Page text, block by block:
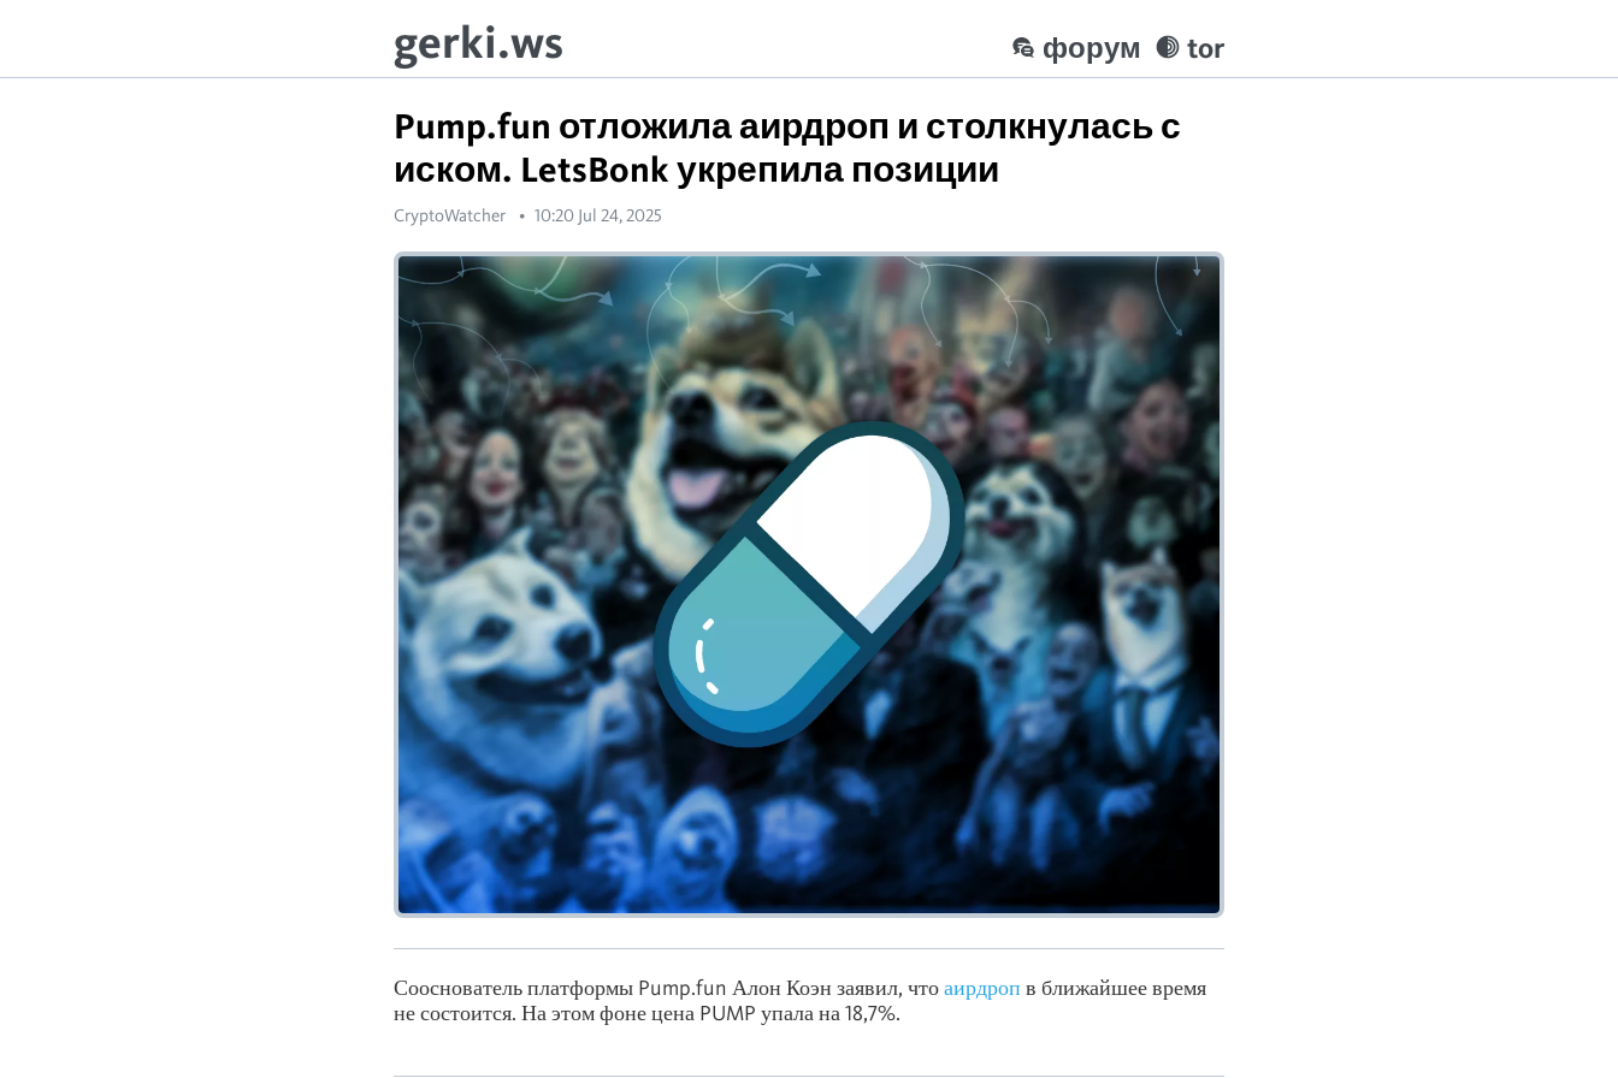
gerki.ws tor
форум
Pump.fun отложила аирдроп и столкнулась с
иском. LetsBonk укрепила позиции
CryptoWatcher 10:20 Jul 24, 2025
Сооснователь платформы Pump.fun Алон Коэн заявил, чтоаирдроп в ближайшее время
не состоится. На этом фоне цена PUMP упала на 18,7%.